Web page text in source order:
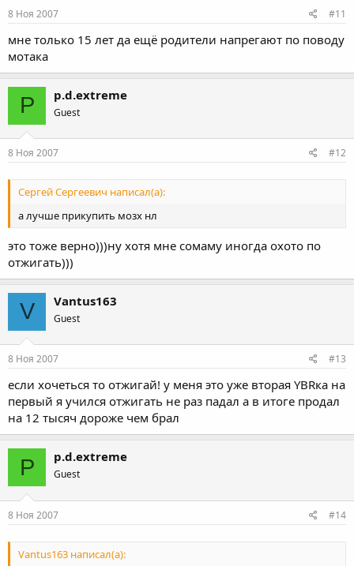
8 Ноя 2007 #11
мне только 15 лет да ещё родители напрегают по поводу
мотака
P p.d.extreme
Guest
8 Ноя 2007 #12
Сергей Сергеевич написал(а):
а лучше прикупить мозх нл
это тоже верно)))ну хотя мне сомаму иногда охото по
отжигать)))
V Vantus163
Guest
8 Ноя 2007 #13
если хочеться то отжигай! у меня это уже вторая YBRка на
первый я учился отжигать не раз падал а в итоге продал
на 12 тысяч дороже чем брал
P p.d.extreme
Guest
8 Ноя 2007 #14
Vantus163 написал(а):